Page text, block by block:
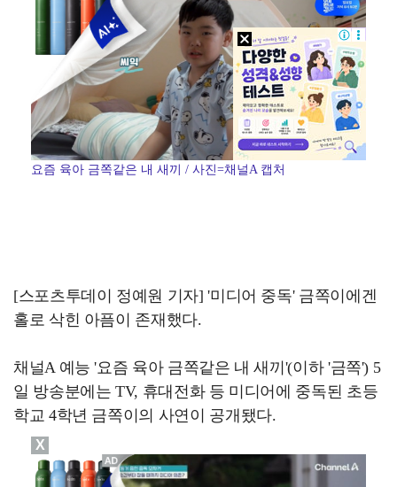
청문회부터 압수수색·심판 성접대 의혹까지…월드컵 탈락이…
폭로자 "황정민, 본인 말에 책임져야…내가 사생활에 초…
박문성 "축구협회 성접대 의혹? 사실이면 국제 망신…사…
요즘 육아 금쪽같은 내 새끼 / 사진=채널A 캡처
[스포츠투데이 정예원 기자] '미디어 중독' 금쪽이에겐
홀로 삭힌 아픔이 존재했다.
채널A 예능 '요즘 육아 금쪽같은 내 새끼'(이하 '금쪽') 5
일 방송분에는 TV, 휴대전화 등 미디어에 중독된 초등
학교 4학년 금쪽이의 사연이 공개됐다.
X